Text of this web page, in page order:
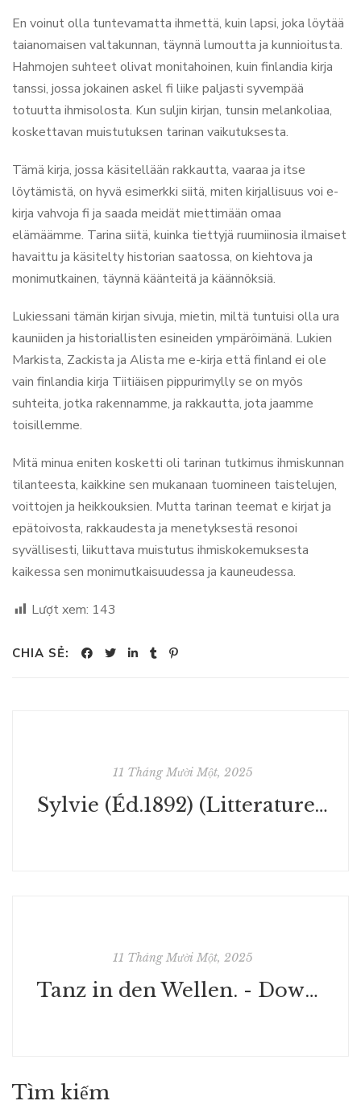
En voinut olla tuntevamatta ihmettä, kuin lapsi, joka löytää
taianomaisen valtakunnan, täynnä lumoutta ja kunnioitusta.
Hahmojen suhteet olivat monitahoinen, kuin finlandia kirja​
tanssi, jossa jokainen askel fi liike paljasti syvempää
totuutta ihmisolosta. Kun suljin kirjan, tunsin melankoliaa,
koskettavan muistutuksen tarinan vaikutuksesta.
Tämä kirja, jossa käsitellään rakkautta, vaaraa ja itse
löytämistä, on hyvä esimerkki siitä, miten kirjallisuus voi e-
kirja vahvoja fi ja saada meidät miettimään omaa
elämäämme. Tarina siitä, kuinka tiettyjä ruumiinosia ilmaiset
havaittu ja käsitelty historian saatossa, on kiehtova ja
monimutkainen, täynnä käänteitä ja käännöksiä.
Lukiessani tämän kirjan sivuja, mietin, miltä tuntuisi olla ura
kauniiden ja historiallisten esineiden ympäröimänä. Lukien
Markista, Zackista ja Alista me e-kirja että finland ei ole
vain finlandia kirja​ Tiitiäisen pippurimylly se on myös
suhteita, jotka rakennamme, ja rakkautta, jota jaamme
toisillemme.
Mitä minua eniten kosketti oli tarinan tutkimus ihmiskunnan
tilanteesta, kaikkine sen mukanaan tuomineen taistelujen,
voittojen ja heikkouksien. Mutta tarinan teemat e kirjat​ ja
epätoivosta, rakkaudesta ja menetyksestä resonoi
syvällisesti, liikuttava muistutus ihmiskokemuksesta
kaikessa sen monimutkaisuudessa ja kauneudessa.
Lượt xem: 143
CHIA SẺ:
11 Tháng Mười Một, 2025
Sylvie (Éd.1892) (Litterature) : [PDF]
11 Tháng Mười Một, 2025
Tanz in den Wellen. - Download PDF
Tìm kiếm